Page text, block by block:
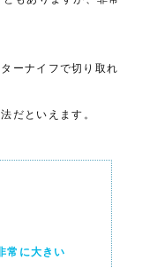
ーナイフで切り取れ
だといえます。
常に大きい